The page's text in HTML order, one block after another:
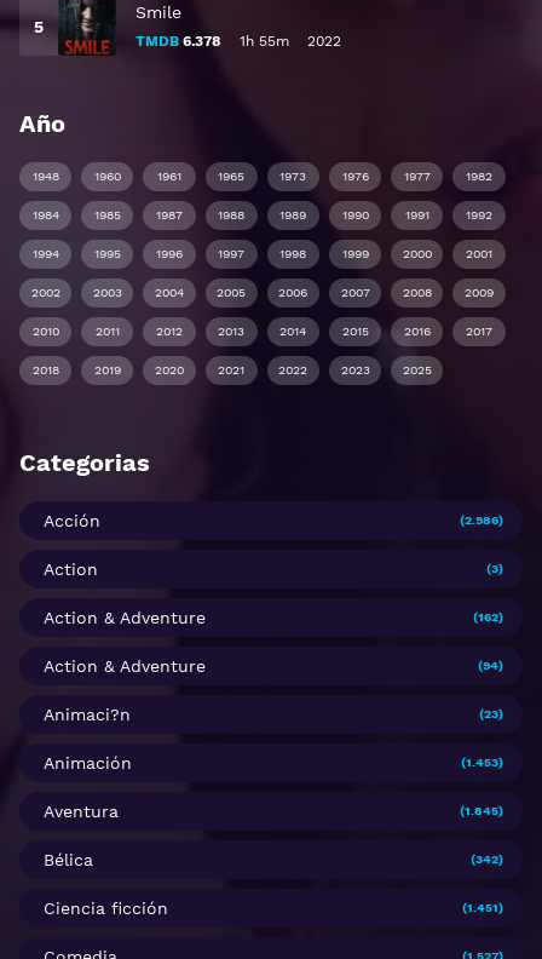
Smile
TMDB 6.378 1h 55m 2022
Año
1948 1960 1961 1965 1973 1976 1977 1982
1984 1985 1987 1988 1989 1990 1991 1992
1994 1995 1996 1997 1998 1999 2000 2001
2002 2003 2004 2005 2006 2007 2008 2009
2010 2011 2012 2013 2014 2015 2016 2017
2018 2019 2020 2021 2022 2023 2025
Categorias
Acción (2.986)
Action (3)
Action & Adventure (162)
Action & Adventure (94)
Animaci?n (23)
Animación (1.453)
Aventura (1.845)
Bélica (342)
Ciencia ficción (1.451)